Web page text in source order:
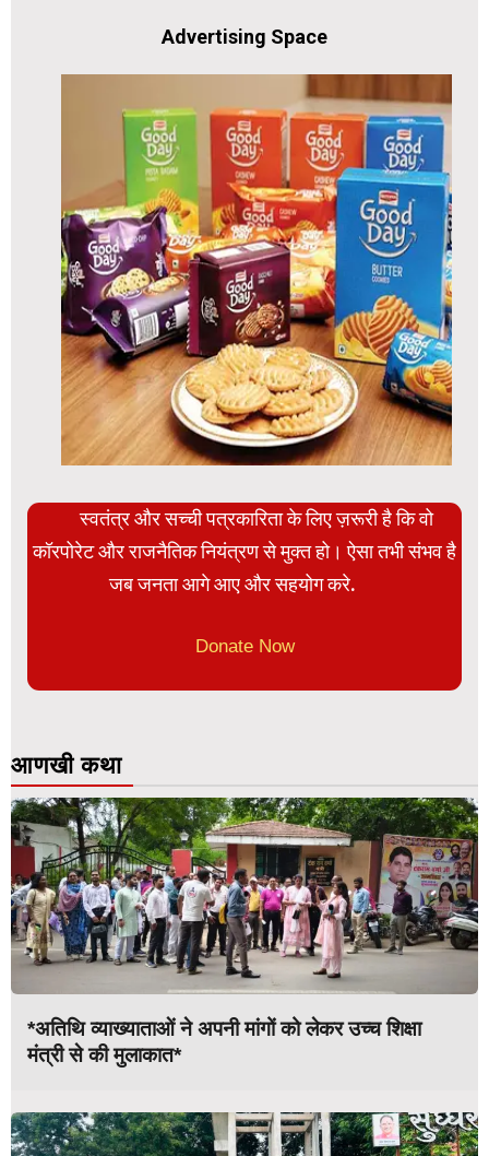
Advertising Space
स्वतंत्र और सच्ची पत्रकारिता के लिए ज़रूरी है कि वो
कॉरपोरेट और राजनैतिक नियंत्रण से मुक्त हो। ऐसा तभी संभव है
जब जनता आगे आए और सहयोग करे.
Donate Now
आणखी कथा
*अतिथि व्याख्याताओं ने अपनी मांगों को लेकर उच्च शिक्षा
मंत्री से की मुलाकात*